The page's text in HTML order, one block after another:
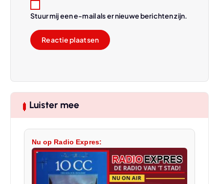
Stuur mij een e-mail als er nieuwe berichten zijn.
Luister mee
Nu op Radio Expres: